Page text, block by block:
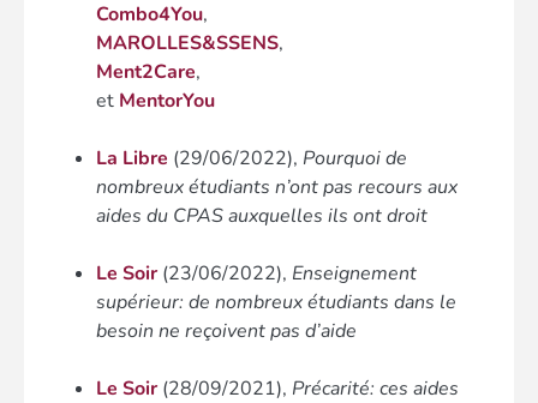
Combo4You,
MAROLLES&SSENS,
Ment2Care,
et MentorYou
La Libre (29/06/2022), Pourquoi de
nombreux étudiants n’ont pas recours aux
aides du CPAS auxquelles ils ont droit
Le Soir (23/06/2022), Enseignement
supérieur: de nombreux étudiants dans le
besoin ne reçoivent pas d’aide
Le Soir (28/09/2021), Précarité: ces aides